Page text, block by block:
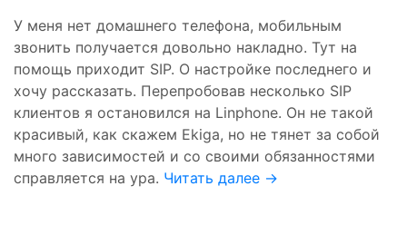
У меня нет домашнего телефона, мобильным
звонить получается довольно накладно. Тут на
помощь приходит SIP. О настройке последнего и
хочу рассказать. Перепробовав несколько SIP
клиентов я остановился на Linphone. Он не такой
красивый, как скажем Ekiga, но не тянет за собой
много зависимостей и со своими обязанностями
справляется на ура. Читать далее →